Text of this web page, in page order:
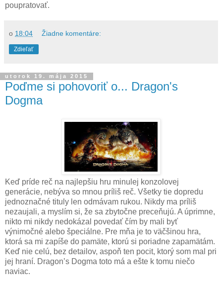
poupratovať.
o 18:04 Žiadne komentáre:
Zdieľať
utorok 19. mája 2015
Poďme si pohovoriť o... Dragon's
Dogma
Keď príde reč na najlepšiu hru minulej konzolovej
generácie, nebýva so mnou príliš reč. Všetky tie dopredu
jednoznačné tituly len odmávam rukou. Nikdy ma príliš
nezaujali, a myslím si, že sa zbytočne preceňujú. A úprimne,
nikto mi nikdy nedokázal povedať čím by mali byť
výnimočné alebo špeciálne. Pre mňa je to väčšinou hra,
ktorá sa mi zapíše do pamäte, ktorú si poriadne zapamätám.
Keď nie celú, bez detailov, aspoň ten pocit, ktorý som mal pri
jej hraní. Dragon’s Dogma toto má a ešte k tomu niečo
naviac.